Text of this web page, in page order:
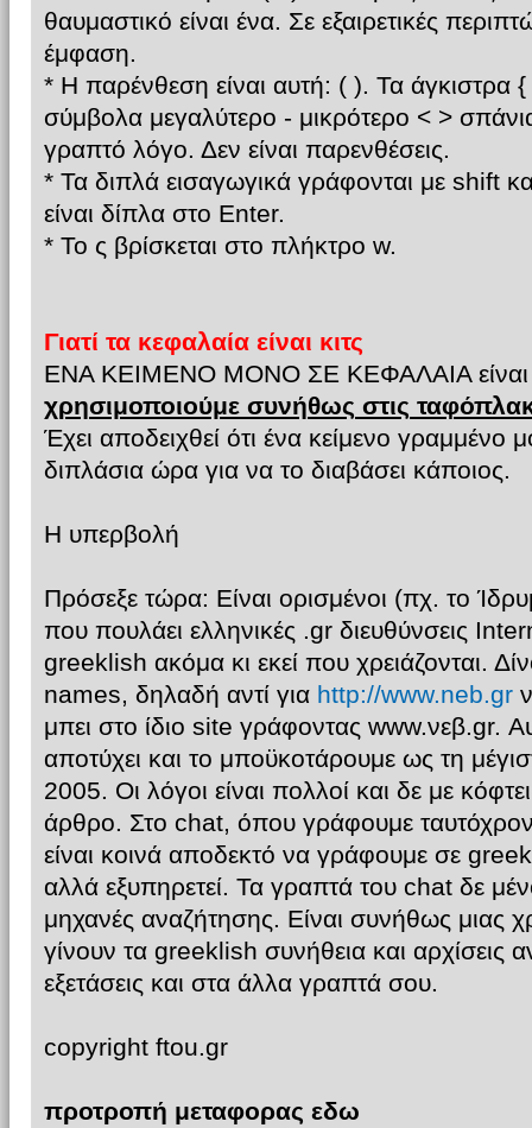
θαυμαστικό είναι ένα. Σε εξαιρετικές
έμφαση.
* Η παρένθεση είναι αυτή: ( ). Τα άγκιστρα {
σύμβολα μεγαλύτερο - μικρότερο < >
γραπτό λόγο. Δεν είναι παρενθέσεις.
* Τα διπλά εισαγωγικά γράφονται με shift
είναι δίπλα στο Enter.
* Το ς βρίσκεται στο πλήκτρο w.
Γιατί τα κεφαλαία είναι κιτς
ΕΝΑ ΚΕΙΜΕΝΟ ΜΟΝΟ ΣΕ ΚΕΦΑΛΑΙΑ είναι
χρησιμοποιούμε συνήθως στις
Έχει αποδειχθεί ότι ένα κείμενο γραμμένο
διπλάσια ώρα για να το διαβάσει κάποιος.
Η υπερβολή
Πρόσεξε τώρα: Είναι ορισμένοι (πχ. το
που πουλάει ελληνικές .gr διευθύνσεις
greeklish ακόμα κι εκεί που χρειάζονται.
names, δηλαδή αντί για http://www.neb.gr
μπει στο ίδιο site γράφοντας www.νεβ.gr.
αποτύχει και το μποϋκοτάρουμε ως τη
2005. Οι λόγοι είναι πολλοί και δε με
άρθρο. Στο chat, όπου γράφουμε
είναι κοινά αποδεκτό να γράφουμε σε
αλλά εξυπηρετεί. Τα γραπτά του chat δε
μηχανές αναζήτησης. Είναι συνήθως μιας
γίνουν τα greeklish συνήθεια και αρχίσεις
εξετάσεις και στα άλλα γραπτά σου.
copyright ftou.gr
προτροπή μεταφορας εδω